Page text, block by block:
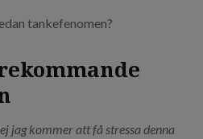
​tankefenomen?
jag kommer att få stressa denna